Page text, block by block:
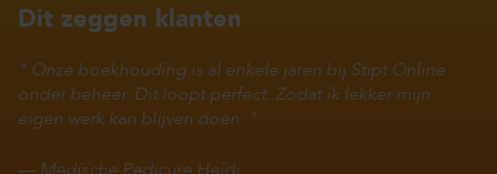
Dit zeggen klanten
Onze boekhouding is al enkele jaren bij Stipt Online
onder beheer. Dit loopt perfect. Zodat ik lekker mijn
eigen werk kan blijven doen.